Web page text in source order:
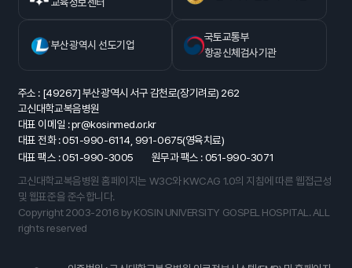
부산광역시 선도기업
국토교통부
항공신체검사기관
주소 : [49267] 부산광역시 서구 감천로(장기려로) 262
고신대학교복음병원
대표 이메일 : pr@kosinmed.or.kr
대표 전화 : 051-990-6114, 991-0675(영육치료)
대표 팩스 : 051-990-3005
원무과 팩스 : 051-990-3071
고신대학교복음병원 홈페이지는 W3C와 KWCAG 1.0의 지침에 따른 웹접근성
및 웹표준을 준수합니다.
Copyright 2003-2016 by KOSIN UNIVERSITY GOSPEL HOSPITAL. ALL
rights reserved